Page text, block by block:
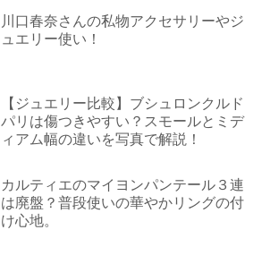
川口春奈さんの私物アクセサリーやジ
ュエリー使い！
【ジュエリー比較】ブシュロンクルド
パリは傷つきやすい？スモールとミデ
ィアム幅の違いを写真で解説！
カルティエのマイヨンパンテール３連
は廃盤？普段使いの華やかリングの付
け心地。